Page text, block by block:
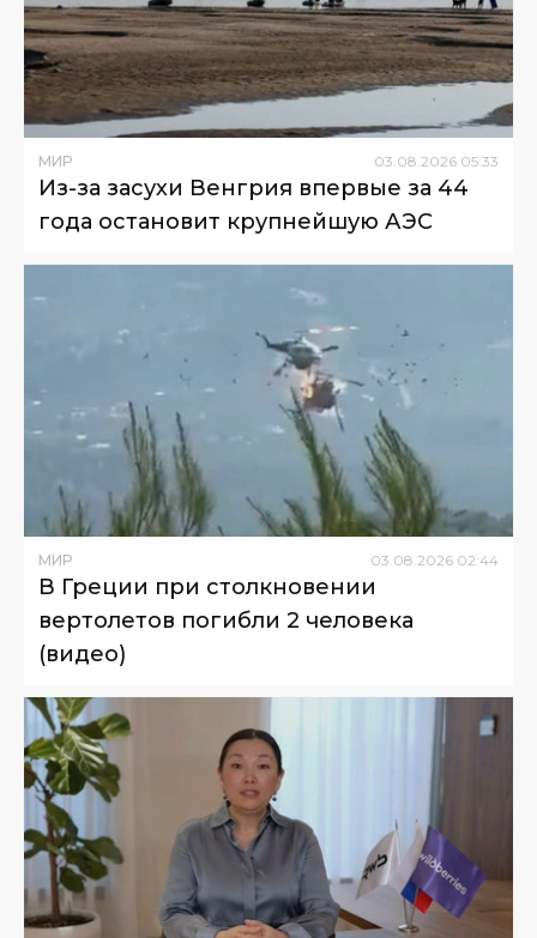
МИР 03 08 2026 05:33
Из-за засухи Венгрия впервые за 44
года остановит крупнейшую АЭС
МИР 03 08 2026 02:44
В Греции при столкновении
вертолетов погибли 2 человека
(видео)